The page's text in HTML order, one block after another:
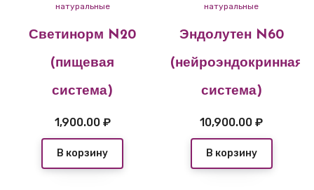
натуральные
Светинорм N20
(пищевая
система)
1,900.00 ₽
В корзину
натуральные
Эндолутен N60
(нейроэндокринная
система)
10,900.00₽
В корзину